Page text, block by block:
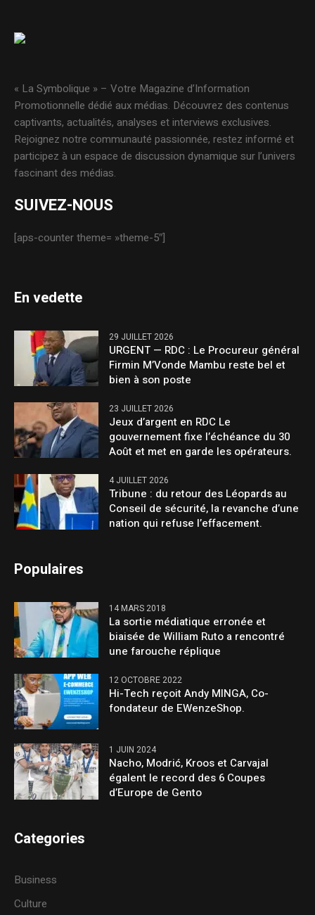
« La Symbolique » – Votre Magazine d’Information
Promotionnelle dédié aux médias. Découvrez des contenus
captivants, actualités, analyses et interviews exclusives.
Rejoignez notre communauté passionnée, restez informé et
participez à un espace de discussion dynamique sur l’univers
fascinant des médias.
SUIVEZ-NOUS
[aps-counter theme= »theme-5″]
En vedette
29 JUILLET 2026
URGENT — RDC : Le Procureur général
Firmin M’Vonde Mambu reste bel et
bien à son poste
23 JUILLET 2026
Jeux d’argent en RDC Le
gouvernement fixe l’échéance du 30
Août et met en garde les opérateurs.
4 JUILLET 2026
Tribune : du retour des Léopards au
Conseil de sécurité, la revanche d’une
nation qui refuse l’effacement.
Populaires
14 MARS 2018
La sortie médiatique erronée et
biaisée de William Ruto a rencontré
une farouche réplique
12 OCTOBRE 2022
Hi-Tech reçoit Andy MINGA, Co-
fondateur de EWenzeShop.
1 JUIN 2024
Nacho, Modrić, Kroos et Carvajal
égalent le record des 6 Coupes
d’Europe de Gento
Categories
Business
Culture